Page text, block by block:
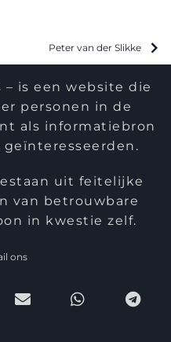
Peter van der Slikke
is een website die
personen in de
als informatiebron
uit feitelijke
van betrouwbare
in kwestie zelf.
ons